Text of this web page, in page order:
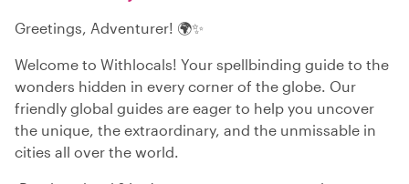
Greetings, Adventurer! 🌍✨
Welcome to Withlocals! Your spellbinding guide to the
wonders hidden in every corner of the globe. Our
friendly global guides are eager to help you uncover
the unique, the extraordinary, and the unmissable in
cities all over the world.